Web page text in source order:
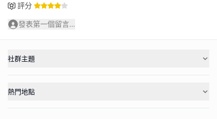
評分
發表第一個留言...
社群主題
熱門地點